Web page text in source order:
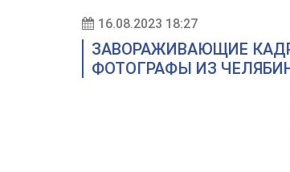
16.08.2023 18:27
ЗАВОРАЖИВАЮЩИЕ
ФОТОГРАФЫ ИЗ